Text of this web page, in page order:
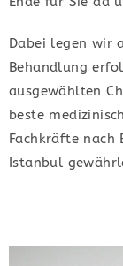
Dabei legen wir
Behandlung
ausgewählten
beste
Fachkräfte nach
Istanbul